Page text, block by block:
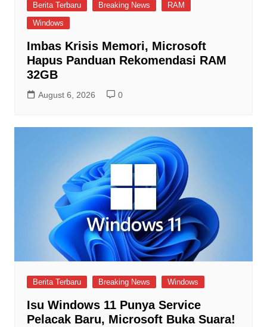
Berita Terbaru Breaking News
RAM
Windows
Imbas Krisis Memori, Microsoft
Hapus Panduan Rekomendasi RAM
32GB
August 6, 2026 0
Berita Terbaru Breaking News Windows
Isu Windows 11 Punya Service
Pelacak Baru, Microsoft Buka Suara!